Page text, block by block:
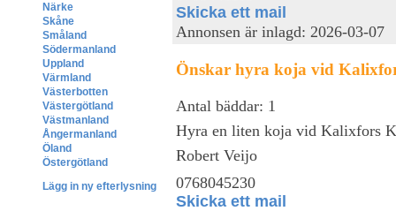
Närke
Skåne
Småland
Södermanland
Uppland
Värmland
Västerbotten
Västergötland
Västmanland
Ångermanland
Öland
Östergötland
Lägg in ny efterlysning
Skicka ett mail
Annonsen är inlagd: 2026-03-07
Önskar hyra koja vid
Antal bäddar: 1
Hyra en liten koja vid Kalixfors
Robert Veijo
0768045230
Skicka ett mail